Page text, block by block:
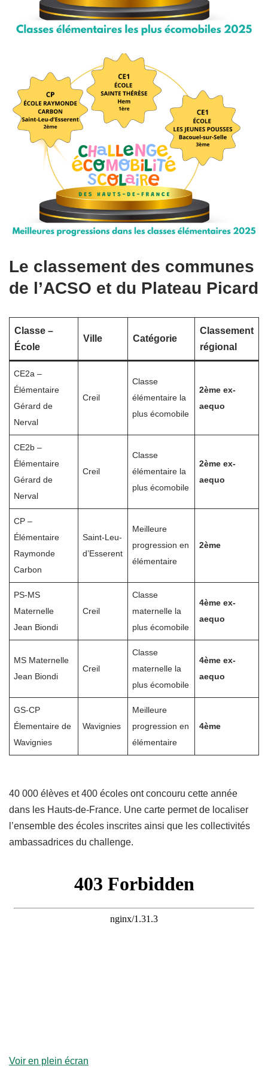
Le classement des communes
de l’ACSO et du Plateau Picard
Classe –
École
Ville Catégorie
Classement
régional
CE2a –
Élémentaire
Gérard de
Nerval
Creil
Classe
élémentaire la
plus écomobile
2ème ex-
aequo
CE2b –
Élémentaire
Gérard de
Nerval
Creil
Classe
élémentaire la
plus écomobile
2ème ex-
aequo
CP –
Élémentaire
Raymonde
Carbon
Saint-Leu-
d’Esserent
Meilleure
progression en
élémentaire
2ème
PS-MS
Maternelle
Jean Biondi
Creil
Classe
maternelle la
plus écomobile
4ème ex-
aequo
MS Maternelle
Jean Biondi
Creil
Classe
maternelle la
plus écomobile
4ème ex-
aequo
GS-CP
Élementaire de
Wavignies
Wavignies
Meilleure
progression en
élémentaire
4ème
40 000 élèves et 400 écoles ont concouru cette année
dans les Hauts-de-France. Une carte permet de localiser
l’ensemble des écoles inscrites ainsi que les collectivités
ambassadrices du challenge.
Voir en plein écran